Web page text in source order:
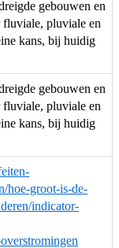
gebouwen en
pluviale en
kans, bij huidig
gebouwen en
pluviale en
kans, bij huidig
hoe-groot-is-de-
indicator-